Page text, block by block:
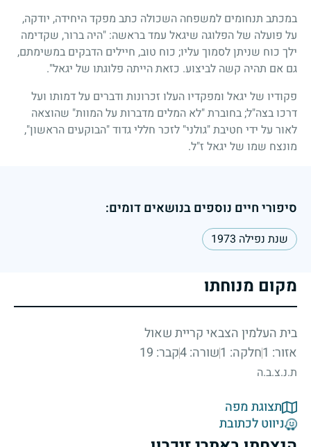
במכתב תנחומים למשפחה השכולה כתב מפקד היחידה, יודקה,
על פועלה של הפלוגה שיגאל עמד בראשה: "היה ברור, שקדימה
ילך כוח שניתן לסמוך עליו; כוח טוב, חיילים הדבקים במשימתם,
גם אם תהיה קשה לביצוע. כזאת הייתה פלוגתו של יגאל".
פקודיו של יגאל ומפקדיו העלו זכרונות ודברים על דמותו ועל
דרכו בצה"ל; בחוברת "לא המלים מדברות על המוות" שהוצאה
לאור על ידי חטיבת "גולני" לזכר חללי גדוד "הבוקעים הראשון",
מונצח שמו של יגאל ז"ל.
סיפורי חיים נוספים בנושאים דומים:
שנת נפילה 1973
מקום מנוחתו
בית העלמין הצבאי קריית שאול
אזור: 1
חלקה: 1 שורה: 4 קבר: 19
ת.נ.צ.ב.ה
תצוגת מפה
ניווט לכתובת